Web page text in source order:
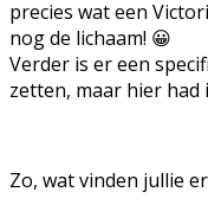
precies wat een
nog de lichaam! 😀
Verder is er een
zetten, maar hier
Zo, wat vinden jullie